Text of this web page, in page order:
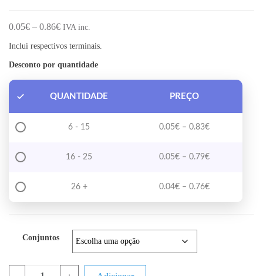
0.05€ – 0.86€Price range: 0.05€ through 0.86€
IVA inc.
Inclui respectivos terminais.
Desconto por quantidade
QUANTIDADE PREÇO
6 - 15 0.05€ – 0.83€Price range:
16 - 25 0.05€ – 0.79€Price range:
26 + 0.04€ – 0.76€Price range:
Conjuntos